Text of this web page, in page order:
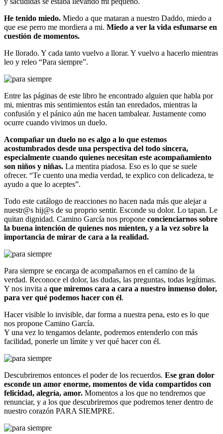
He tenido miedo. Miedo a que mataran a nuestro Daddo, miedo a
que ese perro me mordiera a mi. Miedo a ver la vida esfumarse en
cuestión de momentos.
He llorado. Y cada tanto vuelvo a llorar. Y vuelvo a hacerlo mientras
leo y releo “Para siempre”.
Entre las páginas de este libro he encontrado alguien que habla por
mi, mientras mis sentimientos están tan enredados, mientras la
confusión y el pánico aún me hacen tambalear. Justamente como
ocurre cuando vivimos un duelo.
Acompañar un duelo no es algo a lo que estemos
acostumbrados desde una perspectiva del todo sincera,
especialmente cuando quienes necesitan este acompañamiento
son niños y niñas. La mentira piadosa. Eso es lo que se suele
ofrecer. “Te cuento una media verdad, te explico con delicadeza, te
ayudo a que lo aceptes”.
Todo este catálogo de reacciones no hacen nada más que alejar a
nuestr@s hij@s de su proprio sentir. Esconde su dolor. Lo tapan. Le
quitan dignidad. Camino García nos propone concienciarnos sobre
la buena intención de quienes nos mienten, y a la vez sobre la
importancia de mirar de cara a la realidad.
Para siempre se encarga de acompañarnos en el camino de la
verdad. Reconoce el dolor, las dudas, las preguntas, todas legítimas.
Y nos invita a que miremos cara a cara a nuestro inmenso dolor,
para ver qué podemos hacer con él.
Hacer visible lo invisible, dar forma a nuestra pena, esto es lo que
nos propone Camino García.
Y una vez lo tengamos delante, podremos entenderlo con más
facilidad, ponerle un límite y ver qué hacer con él.
Descubriremos entonces el poder de los recuerdos. Ese gran dolor
esconde un amor enorme, momentos de vida compartidos con
felicidad, alegría, amor. Momentos a los que no tendremos que
renunciar, y a los que descubriremos que podremos tener dentro de
nuestro corazón PARA SIEMPRE.